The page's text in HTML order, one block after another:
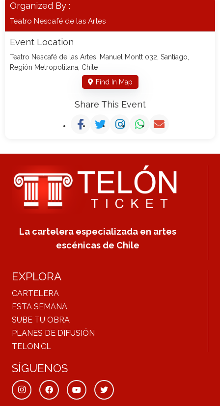
Organized By :
Teatro Nescafé de las Artes
Event Location
Teatro Nescafé de las Artes, Manuel Montt 032, Santiago,
Región Metropolitana, Chile
Find In Map
Share This Event
La cartelera especializada en artes
escénicas de Chile
EXPLORA
CARTELERA
ESTA SEMANA
SUBE TU OBRA
PLANES DE DIFUSIÓN
TELON.CL
SÍGUENOS